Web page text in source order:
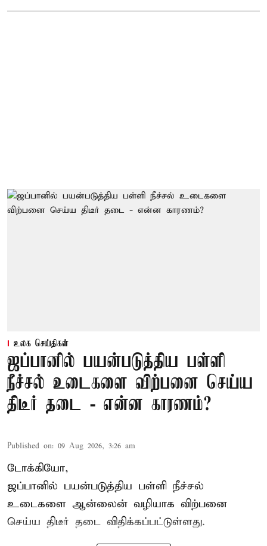
உலக செய்திகள்
ஜப்பானில் பயன்படுத்திய பள்ளி
நீச்சல் உடைகளை விற்பனை செய்ய
திடீர் தடை - என்ன காரணம்?
Published on: 09 Aug 2026, 3:26 am
டோக்கியோ,
ஜப்பானில் பயன்படுத்திய பள்ளி நீச்சல்
உடைகளை ஆன்லைன் வழியாக விற்பனை
செய்ய திடீர் தடை விதிக்கப்பட்டுள்ளது.